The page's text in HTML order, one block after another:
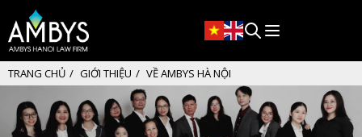
TRANG CHỦ GIỚI THIỆU VỀ AMBYS HÀ NỘI